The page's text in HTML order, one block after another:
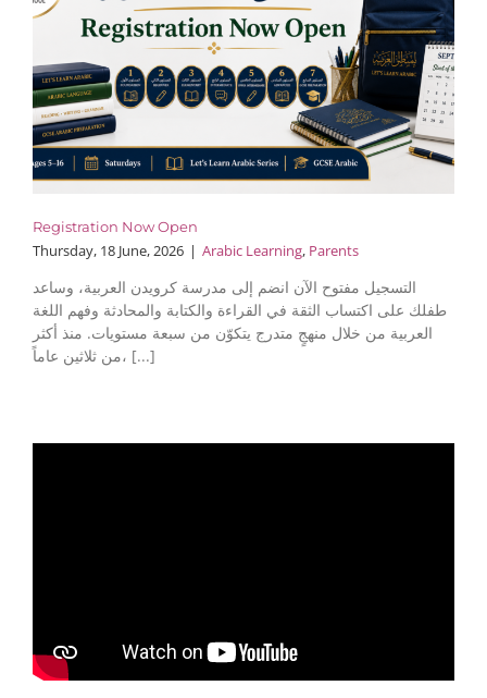
Registration Now Open
Thursday, 18 June, 2026 | Arabic Learning, Parents
التسجيل مفتوح الآن انضم إلى مدرسة كرويدن العربية، وساعد
طفلك على اكتساب الثقة في القراءة والكتابة والمحادثة وفهم اللغة
العربية من خلال منهجٍ متدرج يتكوّن من سبعة مستويات. منذ أكثر
من ثلاثين عاماً، [...]